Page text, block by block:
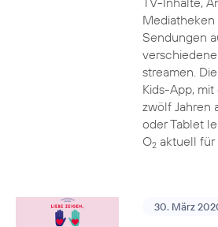
Sendungen
streamen.
Kids-App,
zwölf Jahren
oder Tablet
O2aktuell für
30. März